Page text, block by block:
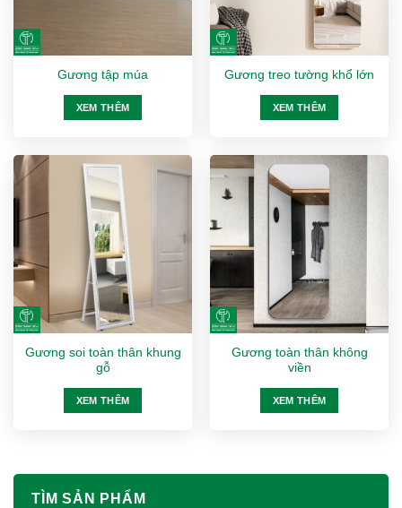
Gương tập múa
XEM THÊM
Gương treo tường khổ lớn
XEM THÊM
Gương soi toàn thân khung
gỗ
XEM THÊM
Gương toàn thân không
viền
XEM THÊM
TÌM SẢN PHẨM